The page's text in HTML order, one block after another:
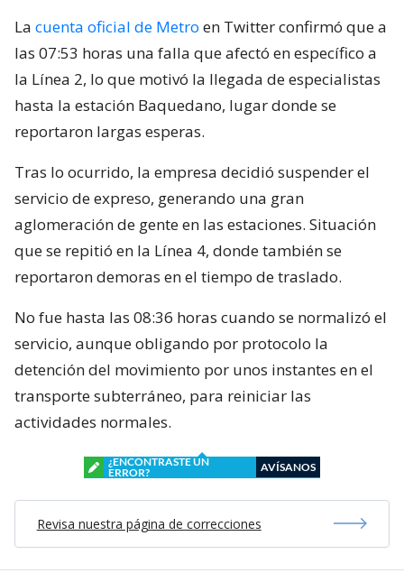
La cuenta oficial de Metro en Twitter confirmó que a
las 07:53 horas una falla que afectó en específico a
la Línea 2, lo que motivó la llegada de especialistas
hasta la estación Baquedano, lugar donde se
reportaron largas esperas.
Tras lo ocurrido, la empresa decidió suspender el
servicio de expreso, generando una gran
aglomeración de gente en las estaciones. Situación
que se repitió en la Línea 4, donde también se
reportaron demoras en el tiempo de traslado.
No fue hasta las 08:36 horas cuando se normalizó el
servicio, aunque obligando por protocolo la
detención del movimiento por unos instantes en el
transporte subterráneo, para reiniciar las
actividades normales.
¿ENCONTRASTE UN
ERROR?
AVÍSANOS
Revisa nuestra página de correcciones